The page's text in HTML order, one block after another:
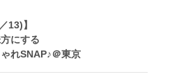
13)】
にする
れSNAP♪＠東京